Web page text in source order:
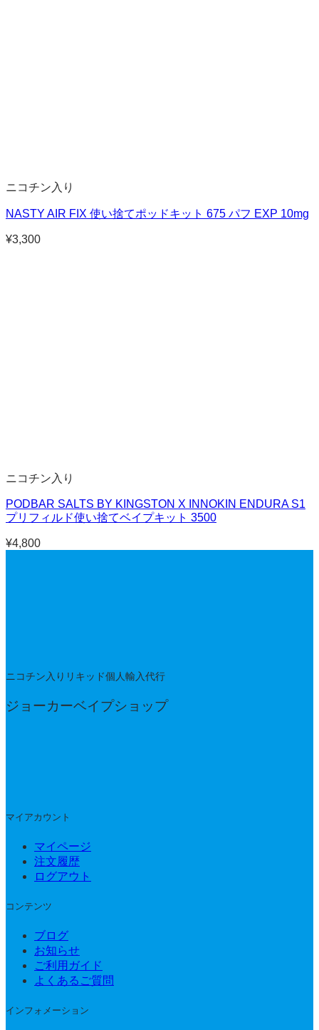
ニコチン入り
NASTY AIR FIX 使い捨てポッドキット 675 パフ EXP 10mg
¥3,300
ニコチン入り
PODBAR SALTS BY KINGSTON X INNOKIN ENDURA S1
プリフィルド使い捨てベイプキット 3500
¥4,800
ニコチン入りリキッド個人輸入代行
ジョーカーベイプショップ
マイアカウント
マイページ
注文履歴
ログアウト
コンテンツ
ブログ
お知らせ
ご利用ガイド
よくあるご質問
インフォメーション